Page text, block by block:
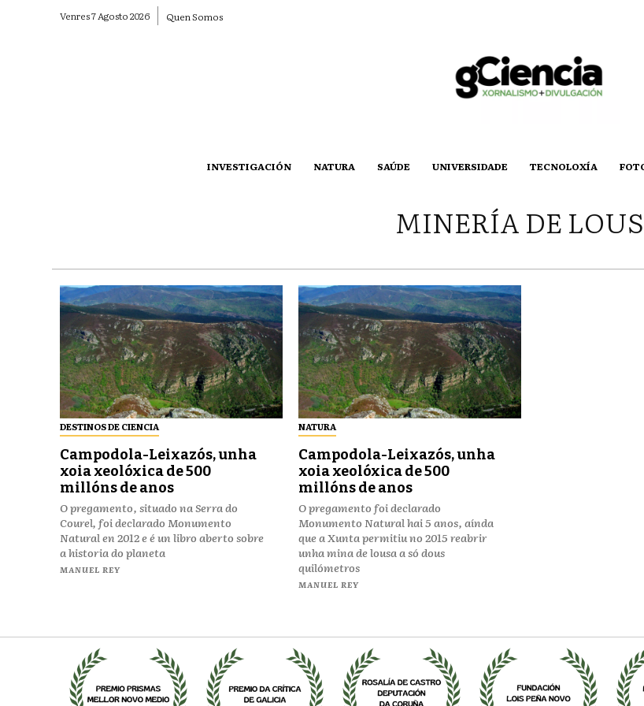
Venres 7 Agosto 2026 Quen Somos
INVESTIGACIÓN NATURA SAÚDE UNIVERSIDADE TECNOLOXÍA
MINERÍA DE
DESTINOS DE CIENCIA
Campodola-Leixazós, unha
xoia xeolóxica de 500
millóns de anos
O pregamento, situado na Serra do
Courel, foi declarado Monumento
Natural en 2012 e é un libro aberto sobre
a historia do planeta
MANUEL REY
NATURA
Campodola-Leixazós, unha
xoia xeolóxica de 500
millóns de anos
O pregamento foi declarado
Monumento Natural hai 5 anos, aínda
que a Xunta permitiu no 2015 reabrir
unha mina de lousa a só dous
quilómetros
MANUEL REY